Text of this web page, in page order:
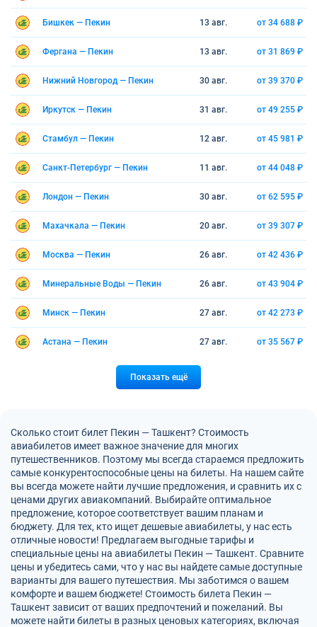
Бишкек — Пекин 13 авг. от 34 688 ₽
Фергана — Пекин 13 авг. от 31 869 ₽
Нижний Новгород — Пекин 30 авг. от 39 370 ₽
Иркутск — Пекин 31 авг. от 49 255 ₽
Стамбул — Пекин 12 авг. от 45 981 ₽
Санкт-Петербург — Пекин 11 авг. от 44 048 ₽
Лондон — Пекин 30 авг. от 62 595 ₽
Махачкала — Пекин 20 авг. от 39 307 ₽
Москва — Пекин 26 авг. от 42 436 ₽
Минеральные Воды — Пекин 26 авг. от 43 904 ₽
Минск — Пекин 27 авг. от 42 273 ₽
Астана — Пекин 27 авг. от 35 567 ₽
Показать ещё
Сколько стоит билет Пекин — Ташкент? Стоимость
авиабилетов имеет важное значение для многих
путешественников. Поэтому мы всегда стараемся предложить
самые конкурентоспособные цены на билеты. На нашем сайте
вы всегда можете найти лучшие предложения, и сравнить их с
ценами других авиакомпаний. Выбирайте оптимальное
предложение, которое соответствует вашим планам и
бюджету. Для тех, кто ищет дешевые авиабилеты, у нас есть
отличные новости! Предлагаем выгодные тарифы и
специальные цены на авиабилеты Пекин — Ташкент. Сравните
цены и убедитесь сами, что у нас вы найдете самые доступные
варианты для вашего путешествия. Мы заботимся о вашем
комфорте и вашем бюджете! Стоимость билета Пекин —
Ташкент зависит от ваших предпочтений и пожеланий. Вы
можете найти билеты в разных ценовых категориях, включая